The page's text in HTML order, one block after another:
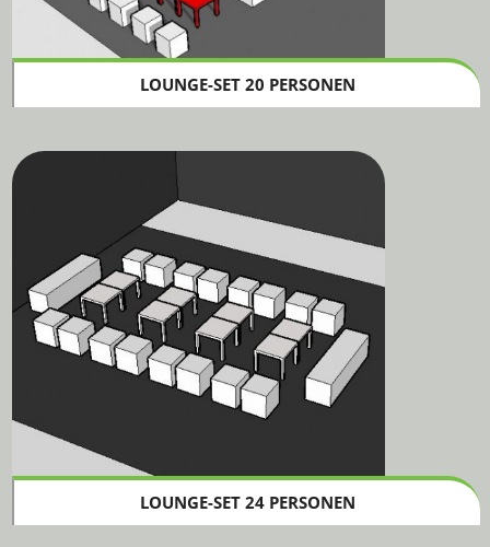
LOUNGE-SET 20 PERSONEN
LOUNGE-SET 24 PERSONEN